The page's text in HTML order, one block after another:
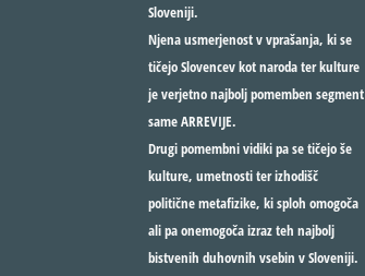
Sloveniji.
Njena usmerjenost v vprašanja, ki se
tičejo Slovencev kot naroda ter kulture
je verjetno najbolj pomemben segment
same ARREVIJE.
Drugi pomembni vidiki pa se tičejo še
kulture, umetnosti ter izhodišč
politične metafizike, ki sploh omogoča
ali pa onemogoča izraz teh najbolj
bistvenih duhovnih vsebin v Sloveniji.